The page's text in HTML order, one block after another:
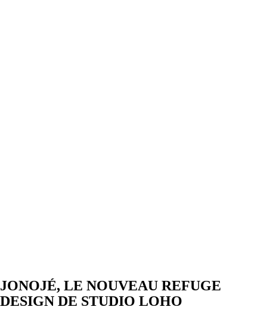
JONOJÉ, LE NOUVEAU REFUGE
DESIGN DE STUDIO LOHO